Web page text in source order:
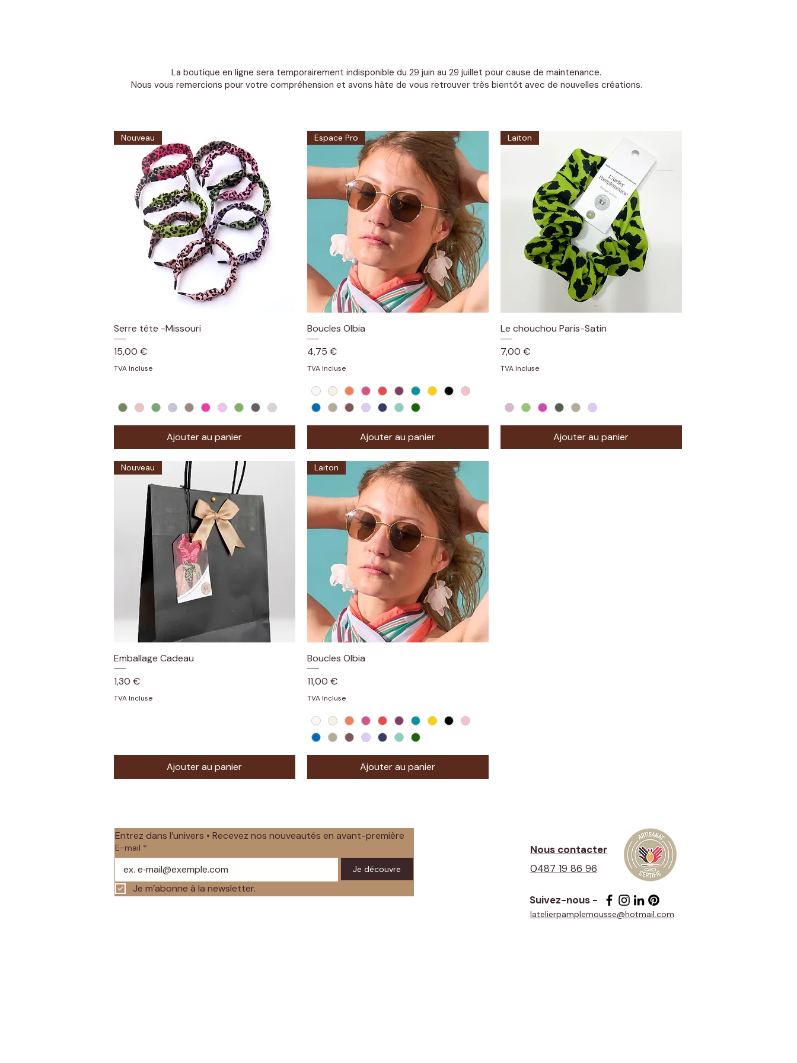
La boutique en ligne sera temporairement indisponible du 29 juin au 29 juillet pour cause de maintenance.
Nous vous remercions pour votre compréhension et avons hâte de vous retrouver très bientôt avec de nouvelles créations.
Aperçu rapide
Nouveau
Serre tête -Missouri
Prix
15,00 €
TVA Incluse
Ajouter au panier
Espace Pro
Boucles Olbia
Prix
4,75 €
TVA Incluse
Ajouter au panier
Aperçu rapide
Laiton
Le chouchou Paris-Satin
Prix
7,00 €
TVA Incluse
Ajouter au panier
Aperçu rapide
Nouveau
Emballage Cadeau
Prix
1,30 €
TVA Incluse
Ajouter au panier
Laiton
Boucles Olbia
Prix
11,00 €
TVA Incluse
Ajouter au panier
Nous contacter
0487 19 86 96
Entrez dans l’univers • Recevez nos nouveautés en avant-première
E-mail *
Je découvre
Je m’abonne à la newsletter.
Suivez-nous -
latelierpamplemousse@hotmail.com